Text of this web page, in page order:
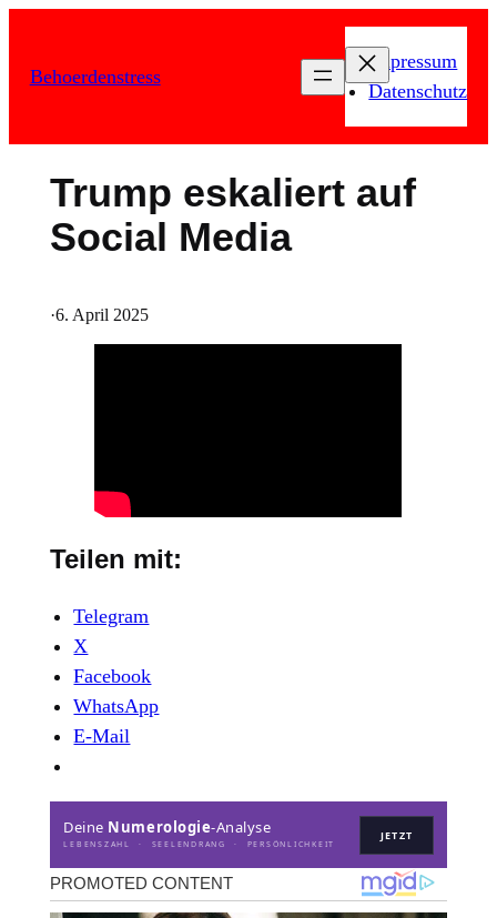
springen
Behoerdenstress
Impressum
Datenschutz
Trump eskaliert auf
Social Media
·6. April 2025
Teilen mit:
Telegram
X
Facebook
WhatsApp
E-Mail
Deine Numerologie-Analyse
LEBENSZAHL · SEELENDRANG · PERSÖNLICHKEIT
JETZT